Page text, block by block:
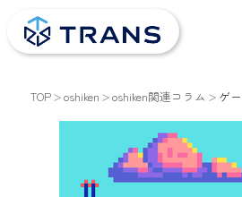
TOP oshiken oshiken関連コラム ゲ